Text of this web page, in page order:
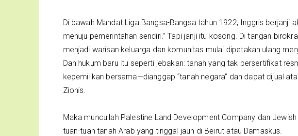
Di bawah Mandat Liga Bangsa-Bangsa tahun 1922, Inggris berjanji
menuju pemerintahan sendiri.” Tapi janji itu kosong. Di tangan
menjadi warisan keluarga dan komunitas mulai dipetakan ulang
Dan hukum baru itu seperti jebakan: tanah yang tak bersertifikat
kepemilikan bersama—dianggap “tanah negara” dan dapat dijual
Zionis.
Maka muncullah Palestine Land Development Company dan
tuan-tuan tanah Arab yang tinggal jauh di Beirut atau Damaskus.